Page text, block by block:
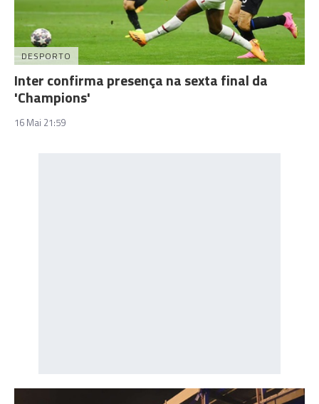
DESPORTO
Inter confirma presença na sexta final da
'Champions'
16 Mai 21:59